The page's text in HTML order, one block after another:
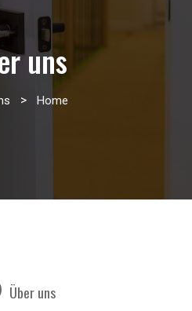
uns
> Home
Über uns